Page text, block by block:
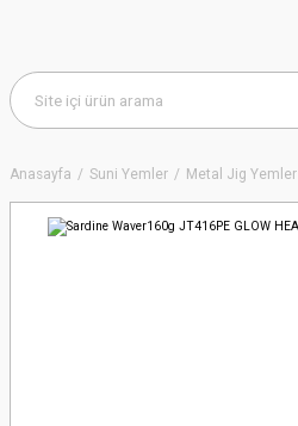
Anasayfa Suni Yemler Metal Jig Yemler